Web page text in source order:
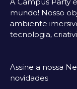
mundo! Nosso
ambiente
tecnologia,
Assine a nossa
novidades